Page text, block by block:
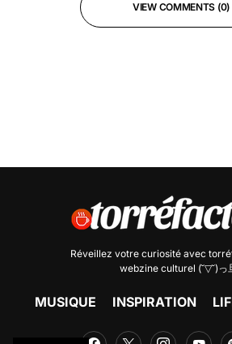
VIEW COMMENTS (0)
Réveillez votre curiosité avec
webzine culturel (˘▽˘)っ
MUSIQUE INSPIRATION